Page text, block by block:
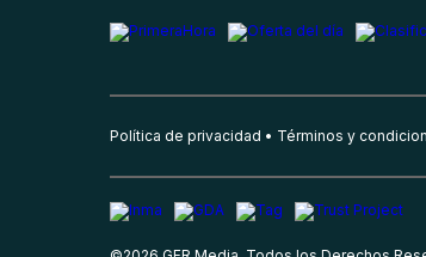
Política de privacidad Términos y